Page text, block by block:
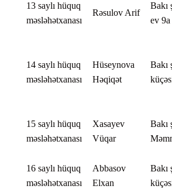
13 saylı hüquq
məsləhətxanası
Rəsulov Arif
Bakı
ev 9a
14 saylı hüquq
məsləhətxanası
Hüseynova
Həqiqət
Bakı
15 saylı hüquq
məsləhətxanası
Xasayev
Vüqar
Bakı
16 saylı hüquq
məsləhətxanası
Abbasov
Elxan
Bakı